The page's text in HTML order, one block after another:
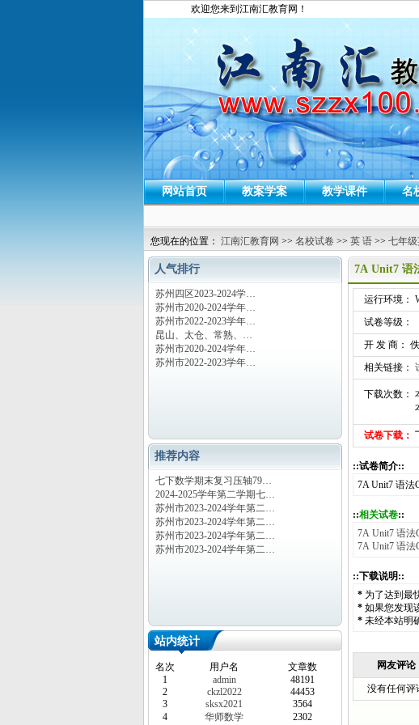
欢迎您来到江南汇教育网！
网站首页 教案学案 教学课件 名
您现在的位置： 江南汇教育网 >> 名校试卷 >> 英 语 >> 七年
人气排行
苏州四区2023-2024学…
苏州市2020-2024学年…
苏州市2022-2023学年…
昆山、太仓、常熟、…
苏州市2020-2024学年…
苏州市2022-2023学年…
推荐内容
七下数学期末复习压轴79…
2024-2025学年第二学期七…
苏州市2023-2024学年第二…
苏州市2023-2024学年第二…
苏州市2023-2024学年第二…
苏州市2023-2024学年第二…
站内统计
名次 用户名
文章数
1
admin
48191
2
ckzl2022
44453
3
sksx2021
3564
4
华师数学
2302
7A Unit7 语
运行环境：
试卷等级：
开 发 商：
相关链接：
下载次数：
本月
试卷下载：
::试卷简介::
7A Unit7 语法
::相关试卷::
7A Unit7 语法
7A Unit7 语法
::下载说明::
* 为了达到最
* 如果您发现
* 未经本站明
网友评论
没有任何评